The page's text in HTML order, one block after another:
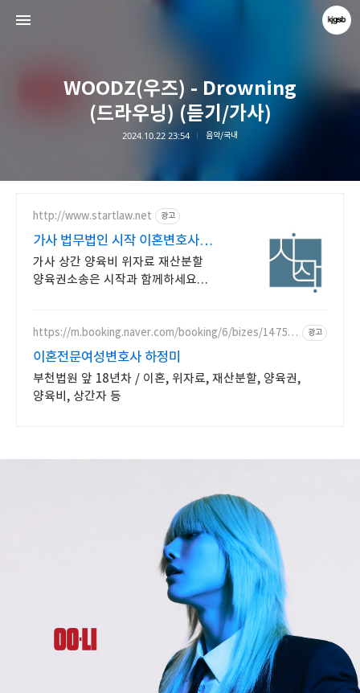
WOODZ(우즈) - Drowning
(드라우닝) (듣기/가사)
2024.10.22 23:54 음악/국내
http://www.startlaw.net 광고
가사 법무법인 시작 이혼변호사
24시간 비밀상담
가사 상간 양육비 위자료 재산분할
양육권소송은 시작과 함께하세요
https://m.booking.naver.com/booking/6/bizes/14750
광고
이혼전문여성변호사 하정미
부천법원 앞 18년차 / 이혼, 위자료, 재산분할, 양육권,
양육비, 상간자 등
kjgsb